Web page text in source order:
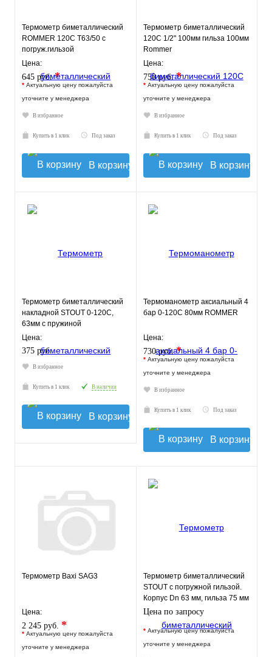
Термометр биметаллический
ROMMER 120С Т63/50 с
погруж.гильзой
Цена:
645 руб.*
* Актуальную цену пожалуйста
уточните у менеджера
В избранное
Купить в 1 клик Под заказ
В корзину
Термометр биметаллический
120С 1/2" 100мм гильза 100мм
Rommer
Цена:
750 руб.*
* Актуальную цену пожалуйста
уточните у менеджера
В избранное
Купить в 1 клик Под заказ
В корзину
Термометр биметаллический
накладной STOUT 0-120С,
63мм с пружиной
Цена:
375 руб.
В избранное
Купить в 1 клик В наличии
В корзину
Термоманометр аксиальный 4
бар 0-120С 80мм ROMMER
Цена:
730 руб.*
* Актуальную цену пожалуйста
уточните у менеджера
В избранное
Купить в 1 клик Под заказ
В корзину
Термометр Baxi SAG3
Цена:
2 245 руб. *
* Актуальную цену пожалуйста
уточните у менеджера
Термометр биметаллический
STOUT с погружной гильзой.
Корпус Dn 63 мм, гильза 75 мм
1/ 2"
Цена по запросу
* Актуальную цену пожалуйста
уточните у менеджера